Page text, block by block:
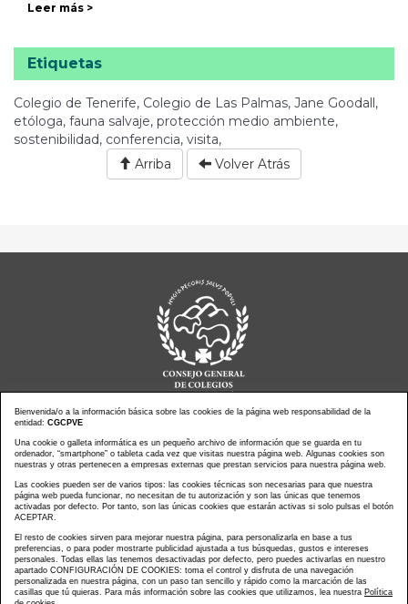
Leer más >
Etiquetas
Colegio de Tenerife, Colegio de Las Palmas, Jane Goodall,
etóloga, fauna salvaje, protección medio ambiente,
sostenibilidad, conferencia, visita,
Arriba
Volver Atrás
Noticias actualidad
Agenda de Actos
Revistas
PressClip
Multimedias
Contacto
Aviso Legal
Política Privacidad
Política Cookies
Copyright © CONSEJO GENERAL DE COLEGIOS DE LA
Bienvenida/o a la información básica sobre las cookies de la página web responsabilidad de la
entidad: CGCPVE
Una cookie o galleta informática es un pequeño archivo de información que se guarda en tu
ordenador, “smartphone” o tableta cada vez que visitas nuestra página web. Algunas cookies son
nuestras y otras pertenecen a empresas externas que prestan servicios para nuestra página web.
Las cookies pueden ser de varios tipos: las cookies técnicas son necesarias para que nuestra
página web pueda funcionar, no necesitan de tu autorización y son las únicas que tenemos
activadas por defecto. Por tanto, son las únicas cookies que estarán activas si solo pulsas el botón
ACEPTAR.
El resto de cookies sirven para mejorar nuestra página, para personalizarla en base a tus
preferencias, o para poder mostrarte publicidad ajustada a tus búsquedas, gustos e intereses
personales. Todas ellas las tenemos desactivadas por defecto, pero puedes activarlas en nuestro
apartado CONFIGURACIÓN DE COOKIES: toma el control y disfruta de una navegación
personalizada en nuestra página, con un paso tan sencillo y rápido como la marcación de las
casillas que tú quieras. Para más información sobre las cookies que utilizamos, lea nuestra Política